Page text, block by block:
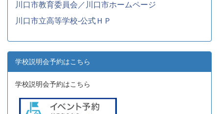
川口市教育委員会／川口市ホームページ
川口市立高等学校-公式ＨＰ
学校説明会予約はこちら
学校説明会予約はこちら